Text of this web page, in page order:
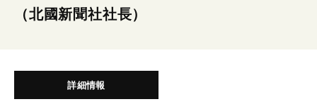
（北國新聞社社長）
詳細情報